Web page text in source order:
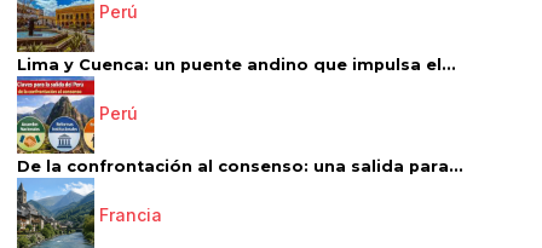
Perú
Lima y Cuenca: un puente andino que impulsa el...
Perú
De la confrontación al consenso: una salida para...
Francia